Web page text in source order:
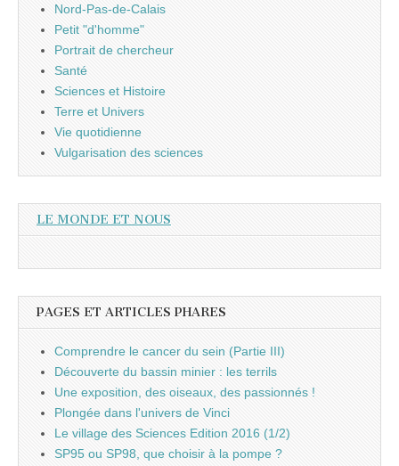
Nord-Pas-de-Calais
Petit "d'homme"
Portrait de chercheur
Santé
Sciences et Histoire
Terre et Univers
Vie quotidienne
Vulgarisation des sciences
LE MONDE ET NOUS
PAGES ET ARTICLES PHARES
Comprendre le cancer du sein (Partie III)
Découverte du bassin minier : les terrils
Une exposition, des oiseaux, des passionnés !
Plongée dans l'univers de Vinci
Le village des Sciences Edition 2016 (1/2)
SP95 ou SP98, que choisir à la pompe ?